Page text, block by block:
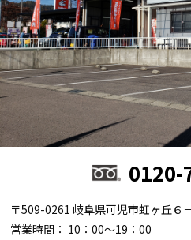
0120-
〒509-0261 岐阜県可児市虹ヶ丘６
営業時間： 10：00～19：00